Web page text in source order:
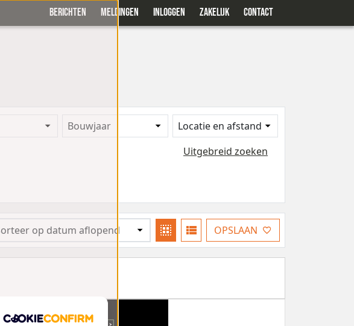
BERICHTEN MELDINGEN INLOGGEN ZAKELIJK CONTACT
Bouwjaar
Locatie en afstand
Uitgebreid zoeken
OPSLAAN